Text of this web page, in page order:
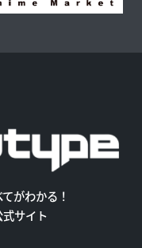
がわかる！
式サイト